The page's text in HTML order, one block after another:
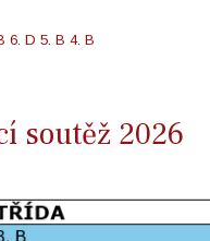
6. D 5. B 4. B
soutěž 2026